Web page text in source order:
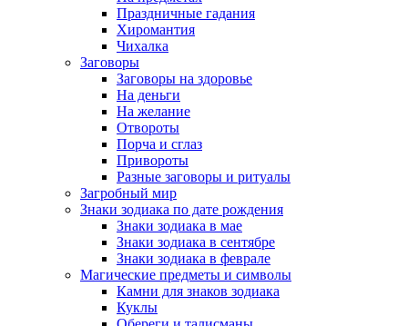
Праздничные гадания
Хиромантия
Чихалка
Заговоры
Заговоры на здоровье
На деньги
На желание
Отвороты
Порча и сглаз
Привороты
Разные заговоры и ритуалы
Загробный мир
Знаки зодиака по дате рождения
Знаки зодиака в мае
Знаки зодиака в сентябре
Знаки зодиака в феврале
Магические предметы и символы
Камни для знаков зодиака
Куклы